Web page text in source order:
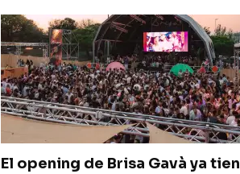
El opening de Brisa Gavà ya